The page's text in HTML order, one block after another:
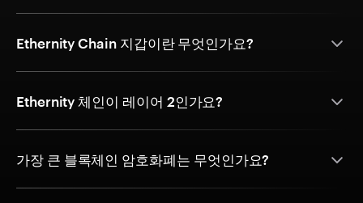
Ethernity Chain 지갑이란 무엇인가요?
Ethernity 체인이 레이어 2인가요?
가장 큰 블록체인 암호화폐는 무엇인가요?